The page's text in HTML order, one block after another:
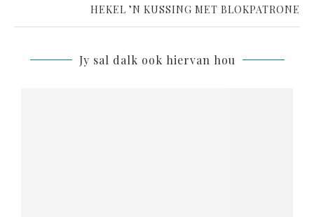
HEKEL ’N KUSSING MET BLOKPATRONE
Jy sal dalk ook hiervan hou